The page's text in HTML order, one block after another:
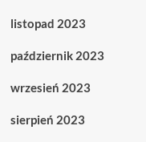
listopad 2023
październik 2023
wrzesień 2023
sierpień 2023